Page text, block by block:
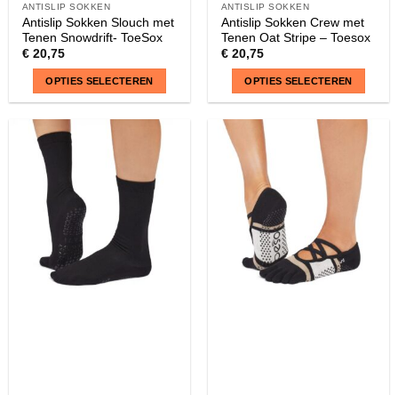
ANTISLIP SOKKEN
Antislip Sokken Slouch met
Tenen Snowdrift- ToeSox
€20,75
OPTIES SELECTEREN
product
heeft
meerdere
variaties.
Deze
optie
gekozen
worden
ANTISLIP SOKKEN
Antislip Sokken Crew met
Tenen Oat Stripe – Toesox
€20,75
OPTIES SELECTEREN
product
heeft
meerdere
variaties.
Deze
optie
gekozen
worden